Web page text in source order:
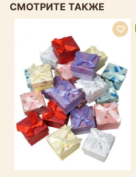
СМОТРИТЕ ТАКЖЕ